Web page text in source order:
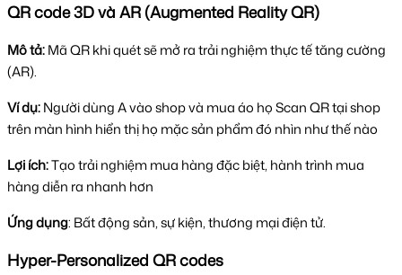
QR code 3D và AR (Augmented Reality QR)
Mô tả:MãQR khi quét sẽ mở ra trải nghiệm thực tế tăng cường
(AR).
Ví dụ:Người dùng A vào shop và mua áo họ Scan QR tại shop
trên màn hình hiển thị họ mặc sản phẩm đó nhìn như thế nào
Lợi ích:Tạo trải nghiệm mua hàng đặc biệt, hành trình mua
hàng diễn ra nhanh hơn
Ứng dụng: Bất động sản, sự kiện, thương mại điện tử.
Hyper-Personalized QR codes